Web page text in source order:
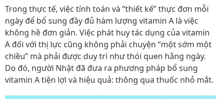
Trong thực tế, việc tính toán và “thiết kế” thực đơn mỗi
ngày để bổ sung đầy đủ hàm lượng vitamin A là việc
không hề đơn giản. Việc phát huy tác dụng của vitamin
A đối với thị lực cũng không phải chuyện “một sớm một
chiều” mà phải được duy trì như thói quen hằng ngày.
Do đó, người Nhật đã đưa ra phương pháp bổ sung
vitamin A tiện lợi và hiệu quả: thông qua thuốc nhỏ mắt.